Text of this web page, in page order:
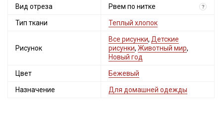
Вид отреза Рвем по нитке ?
Тип ткани Теплый хлопок
Рисунок
Все рисунки, Детские
рисунки, Животный мир,
Новый год
Цвет Бежевый
Назначение Для домашней одежды